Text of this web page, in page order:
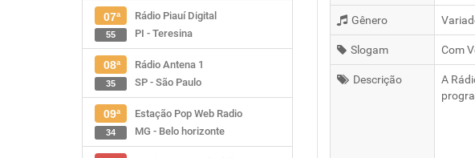
07ª
Rádio Piauí Digital
PI - Teresina
55
08ª
Rádio Antena 1
SP - São Paulo
35
09ª
Estação Pop Web Radio
MG - Belo horizonte
34
Gênero
Slogam Com
Descrição
A